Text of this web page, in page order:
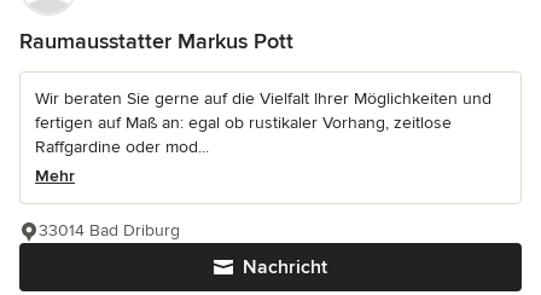
Raumausstatter Markus Pott
Wir beraten Sie gerne auf die Vielfalt Ihrer Möglichkeiten und
fertigen auf Maß an: egal ob rustikaler Vorhang, zeitlose
Raffgardine oder mod...
Mehr
Nachricht
33014 Bad Driburg